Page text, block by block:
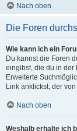
Nach oben
Die Foren
Wie kann ich ein
Du kannst die Foren
eingibst, die du in der
Erweiterte
Link anklickst, der
Nach oben
Weshalb erhalte ich